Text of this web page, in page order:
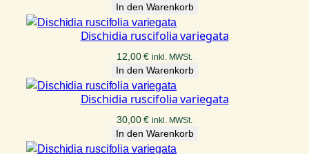
In den Warenkorb
Dischidia ruscifolia variegata
12,00€ inkl. MWSt.
In den Warenkorb
Dischidia ruscifolia variegata
30,00€ inkl. MWSt.
In den Warenkorb